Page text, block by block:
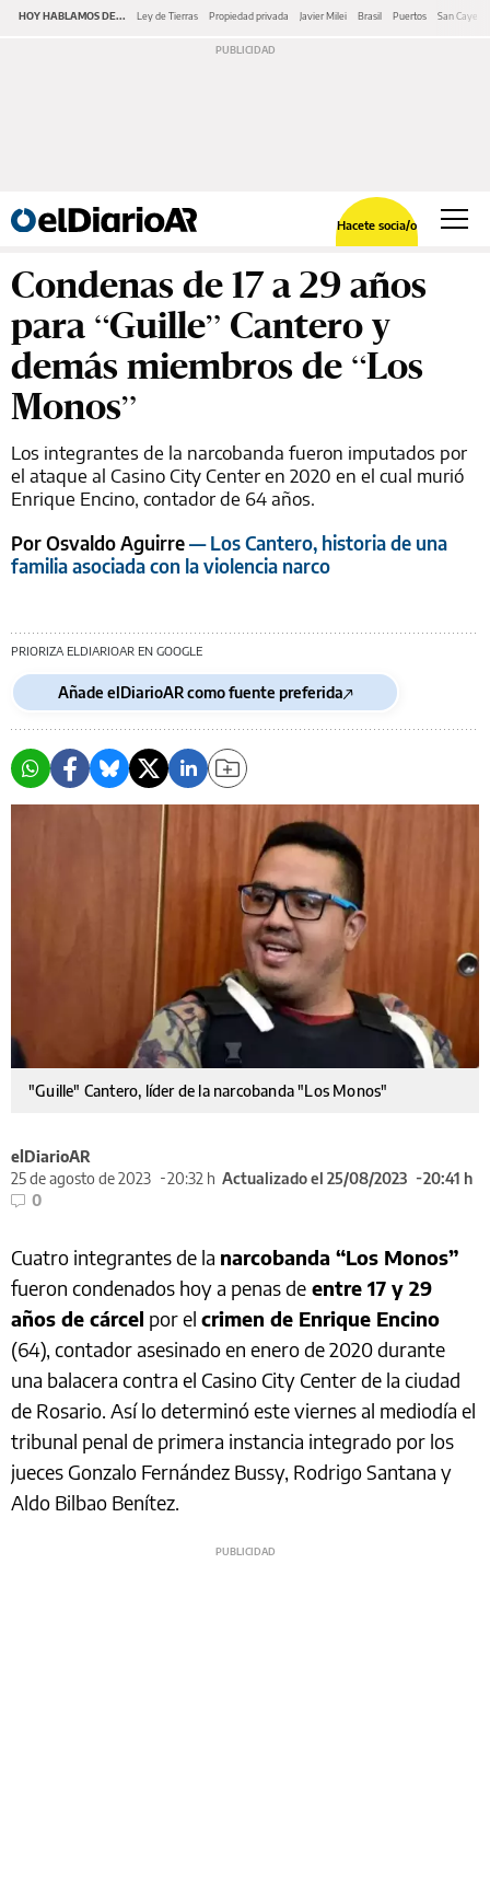
HOY HABLAMOS DE... Ley de Tierras Propiedad privada Javier Milei Brasil Puertos San
Hacete socia/o
Condenas de 17 a 29 años
para “Guille” Cantero y
demás miembros de “Los
Monos”
Los integrantes de la narcobanda fueron imputados por
el ataque al Casino City Center en 2020 en el cual murió
Enrique Encino, contador de 64 años.
Por Osvaldo Aguirre— Los Cantero, historia de una
familia asociada con la violencia narco
PRIORIZA ELDIARIOAR EN GOOGLE
Añade elDiarioAR como fuente preferida
"Guille" Cantero, líder de la narcobanda "Los Monos"
elDiarioAR
25 de agosto de 2023
20:32 h Actualizado el 25/08/2023
20:41 h
0
Cuatro integrantes de la narcobanda “Los Monos”
fueron condenados hoy a penas de entre 17 y 29
años de cárcel por el crimen de Enrique Encino
(64), contador asesinado en enero de 2020 durante
una balacera contra el Casino City Center de la ciudad
de Rosario. Así lo determinó este viernes al mediodía el
tribunal penal de primera instancia integrado por los
jueces Gonzalo Fernández Bussy, Rodrigo Santana y
Aldo Bilbao Benítez.